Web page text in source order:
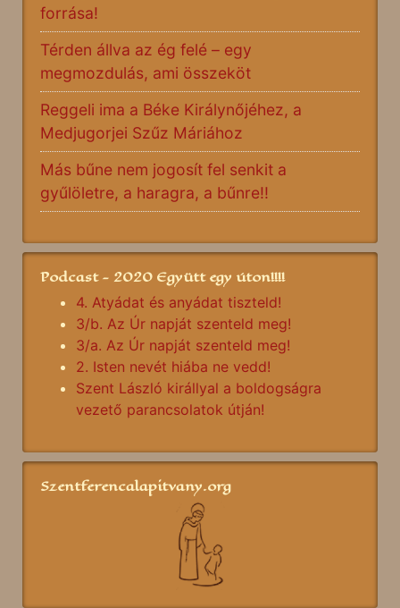
forrása!
Térden állva az ég felé – egy
megmozdulás, ami összeköt
Reggeli ima a Béke Királynőjéhez, a
Medjugorjei Szűz Máriához
Más bűne nem jogosít fel senkit a
gyűlöletre, a haragra, a bűnre!!
Podcast - 2020 Együtt egy úton!!!!
4. Atyádat és anyádat tiszteld!
3/b. Az Úr napját szenteld meg!
3/a. Az Úr napját szenteld meg!
2. Isten nevét hiába ne vedd!
Szent László királlyal a boldogságra
vezető parancsolatok útján!
Szentferencalapitvany.org